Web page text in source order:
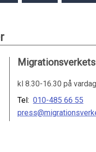
kl 8.30-16.30 på
Tel: 010-485 66 55